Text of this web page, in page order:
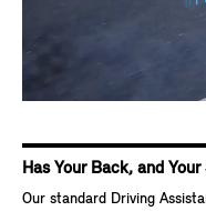
Has Your Back, and Your
Our standard Driving